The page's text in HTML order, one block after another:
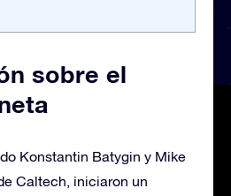
sobre el
Konstantin Batygin y Mike
Caltech, iniciaron un